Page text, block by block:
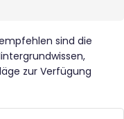
sind die
zur Verfügung